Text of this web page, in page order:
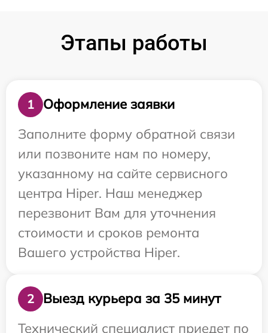
Этапы работы
1
Оформление заявки
Заполните форму обратной связи
или позвоните нам по номеру,
указанному на сайте сервисного
центра Hiper. Наш менеджер
перезвонит Вам для уточнения
стоимости и сроков ремонта
Вашего устройства Hiper.
2
Выезд курьера за 35 минут
Технический специалист приедет по